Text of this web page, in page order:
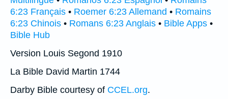
6:23 Français • Roemer 6:23 Allemand • Romains
6:23 Chinois • Romans 6:23 Anglais • Bible Apps •
Bible Hub
Version Louis Segond 1910
La Bible David Martin 1744
Darby Bible courtesy of CCEL.org.